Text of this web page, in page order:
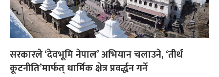
सरकारले ‘देवभूमि नेपाल’ अभियान चलाउने, ‘तीर्थ
कूटनीति’मार्फत् धार्मिक क्षेत्र प्रवर्द्धन गर्ने